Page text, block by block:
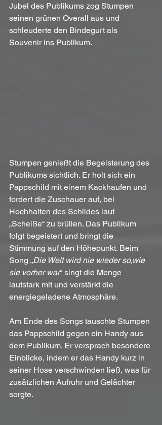
Jubel des Publikums zog Stumpen
seinen grünen Overall aus und
schleuderte den Bindegurt als
Souvenir ins Publikum.
Stumpen genießt die Begeisterung des
Publikums sichtlich. Er holt sich ein
Pappschild mit einem Kackhaufen und
fordert die Zuschauer auf, bei
Hochhalten des Schildes laut
„Scheiße“ zu brüllen. Das Publikum
folgt begeistert und bringt die
Stimmung auf den Höhepunkt. Beim
Song „Die Welt wird nie wieder so,wie
sie vorher war“ singt die Menge
lautstark mit und verstärkt die
energiegeladene Atmosphäre.
Am Ende des Songs tauschte Stumpen
das Pappschild gegen ein Handy aus
dem Publikum. Er versprach besondere
Einblicke, indem er das Handy kurz in
seiner Hose verschwinden ließ, was für
zusätzlichen Aufruhr und Gelächter
sorgte.